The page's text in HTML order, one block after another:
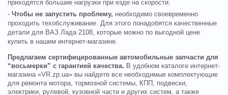
приходятся большие нагрузки при езде на скорости.
- Чтобы не запустить проблему, необходимо своевременно
проходить техобслуживание. Для этого понадобятся качественные
детали для ВАЗ Лада 2108, которые можно по выгодной цене
купить в нашем интернет-магазине.
Предлагаем сертифицированные автомобильные запчасти для
“восьмерки” с гарантией качества. В удобном каталоге интернет-
магазина «VR.zp.ua» вы найдете все необходимые комплектующие
для ремонта мотора, тормозной системы, КПП, подвески,
электрики, рулевой, кузовной части и других систем, а также